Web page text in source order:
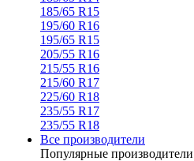
185/65 R15
195/60 R16
195/65 R15
205/55 R16
215/55 R16
215/60 R17
225/60 R18
235/55 R17
235/55 R18
Все производители
Популярные производители